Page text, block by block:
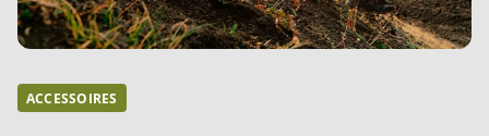
ACCESSOIRES